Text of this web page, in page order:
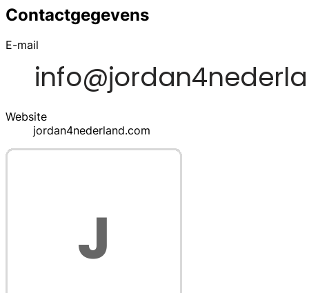
Contactgegevens
E-mail
Website
jordan4nederland.com